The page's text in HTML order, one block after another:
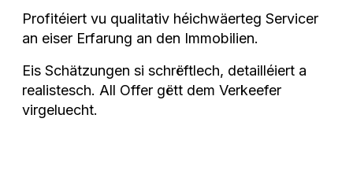
Profitéiert vu qualitativ héichwäerteg Servicer
an eiser Erfarung an den Immobilien.
Eis Schätzungen si schrëftlech, detailléiert a
realistesch. All Offer gëtt dem Verkeefer
virgeluecht.